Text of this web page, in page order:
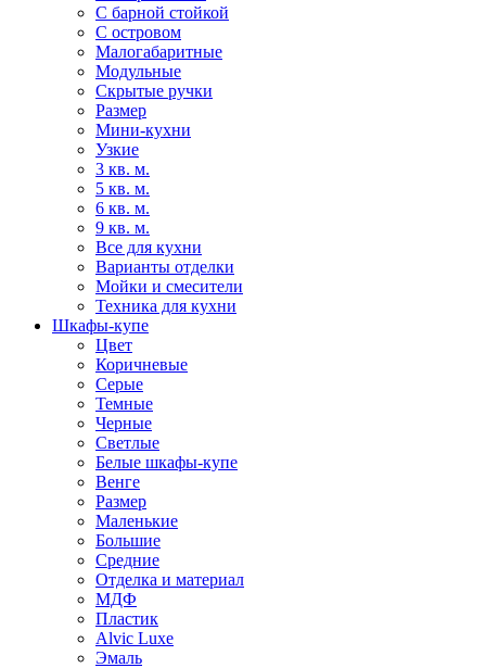
С барной стойкой
С островом
Малогабаритные
Модульные
Скрытые ручки
Размер
Мини-кухни
Узкие
3 кв. м.
5 кв. м.
6 кв. м.
9 кв. м.
Все для кухни
Варианты отделки
Мойки и смесители
Техника для кухни
Шкафы-купе
Цвет
Коричневые
Серые
Темные
Черные
Светлые
Белые шкафы-купе
Венге
Размер
Маленькие
Большие
Средние
Отделка и материал
МДФ
Пластик
Alvic Luxe
Эмаль